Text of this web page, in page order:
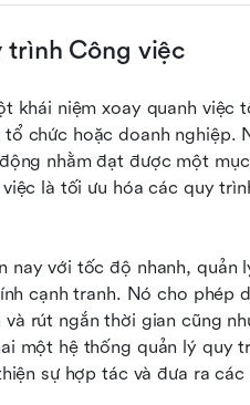
trình Công việc
khái niệm xoay quanh việc
chức hoặc doanh nghiệp.
nhằm đạt được một
là tối ưu hóa các quy
nay với tốc độ nhanh, quản
cạnh tranh. Nó cho phép
rút ngắn thời gian cũng
một hệ thống quản lý quy
sự hợp tác và đưa ra